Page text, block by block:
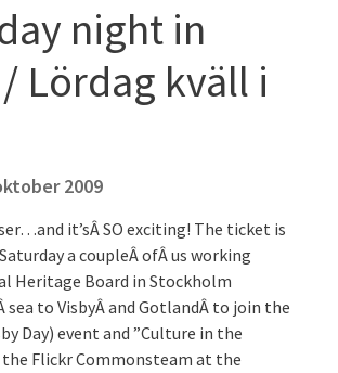
night in
Lördag kväll i
2009
it’sÂ SO exciting! The ticket is
a coupleÂ ofÂ us working
Heritage Board in Stockholm
sea to VisbyÂ and GotlandÂ to join the
Day) event and ”Culture in the
the Flickr Commonsteam at the